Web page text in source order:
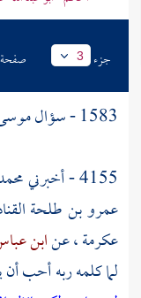
جزء 3 صفحة
1583 - سؤال
4155 - أخبرني
عمرو بن طلحة
عكرمة، عنابن
لما كلمه ربه أحب